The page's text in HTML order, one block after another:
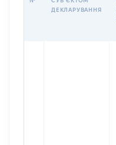
ДЕКЛАРУВАННЯ